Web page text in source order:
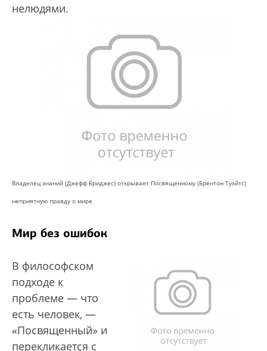
нелюдями.
Владелец знаний (Джефф Бриджес) открывает Посвященному (Брентон Туэйтс)
неприятную правду о мире
Мир без ошибок
В философском
подходе к
проблеме — что
есть человек, —
«Посвященный» и
перекликается с